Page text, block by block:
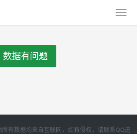
数据有问题
有数据均来自互联网，如有侵权，请联系QQ进